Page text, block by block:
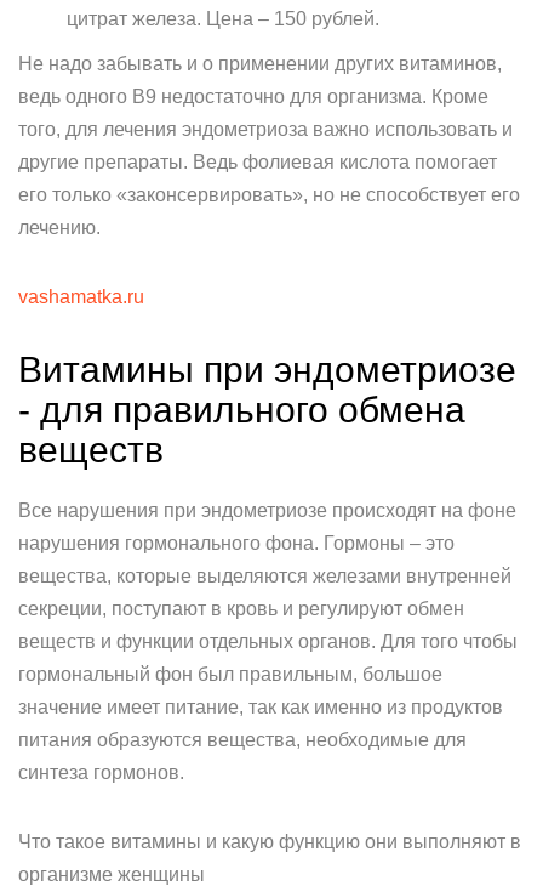
цитрат железа. Цена – 150 рублей.
Не надо забывать и о применении других витаминов,
ведь одного B9 недостаточно для организма. Кроме
того, для лечения эндометриоза важно использовать и
другие препараты. Ведь фолиевая кислота помогает
его только «законсервировать», но не способствует его
лечению.
vashamatka.ru
Витамины при эндометриозе
- для правильного обмена
веществ
Все нарушения при эндометриозе происходят на фоне
нарушения гормонального фона. Гормоны – это
вещества, которые выделяются железами внутренней
секреции, поступают в кровь и регулируют обмен
веществ и функции отдельных органов. Для того чтобы
гормональный фон был правильным, большое
значение имеет питание, так как именно из продуктов
питания образуются вещества, необходимые для
синтеза гормонов.
Что такое витамины и какую функцию они выполняют в
организме женщины